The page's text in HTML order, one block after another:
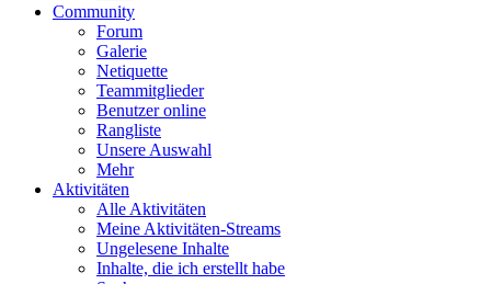
Community
Forum
Galerie
Netiquette
Teammitglieder
Benutzer online
Rangliste
Unsere Auswahl
Mehr
Aktivitäten
Alle Aktivitäten
Meine Aktivitäten-Streams
Ungelesene Inhalte
Inhalte, die ich erstellt habe